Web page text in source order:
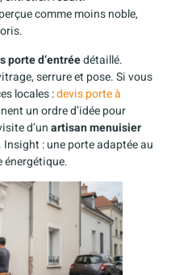
comme moins noble,
porte d’entréedétaillé.
serrure et pose. Si vous
locales :devis porte à
un ordre d’idée pour
d’unartisan menuisier
: une porte adaptée au
énergétique.